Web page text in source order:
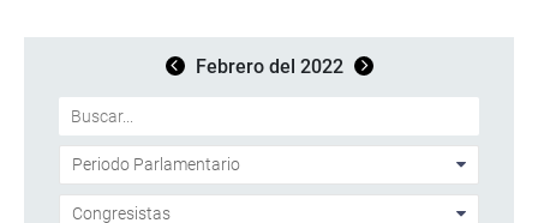
Febrero del 2022